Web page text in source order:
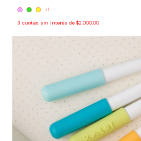
+1
3 cuotas sin interés de $2.000,00